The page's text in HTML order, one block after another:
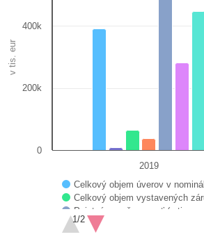
The chart has 1 X axis displaying
The chart has 1 Y axis displaying
v tis. eur
Celkový objem úverov v
Celkový objem vystavených
Poistná angažovanosť (v tis.
Bilančná suma (v tis. eur)
1/2
2019
0
200k
400k